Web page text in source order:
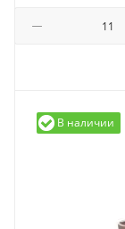
В наличии